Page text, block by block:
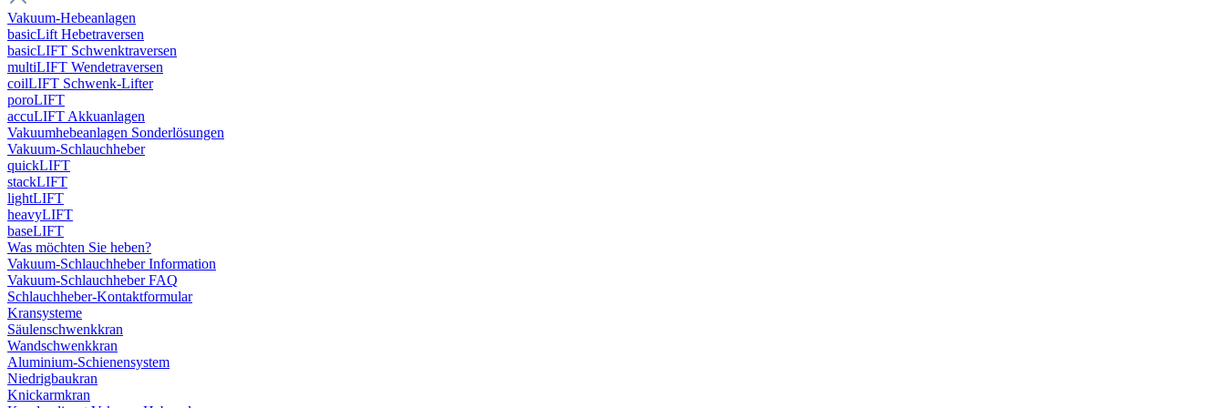
Vakuum-Hebeanlagen
basicLift Hebetraversen
basicLIFT Schwenktraversen
multiLIFT Wendetraversen
coilLIFT Schwenk-Lifter
poroLIFT
accuLIFT Akkuanlagen
Vakuumhebeanlagen Sonderlösungen
Vakuum-Schlauchheber
quickLIFT
stackLIFT
lightLIFT
heavyLIFT
baseLIFT
Was möchten Sie heben?
Vakuum-Schlauchheber Information
Vakuum-Schlauchheber FAQ
Schlauchheber-Kontaktformular
Kransysteme
Säulenschwenkkran
Wandschwenkkran
Aluminium-Schienensystem
Niedrigbaukran
Knickarmkran